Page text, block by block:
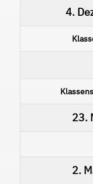
4.
23.
2.